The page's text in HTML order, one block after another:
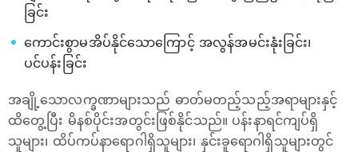
ခြင်း
ကောင်းစွာမအိပ်နိုင်သောကြောင့် အလွန်အမင်းနုံးခြင်း၊
ပင်ပန်းခြင်း
အချို့သောလက္ခဏာများသည် ဓာတ်မတည့်သည့်အရာများနှင့်
ထိ​​တွေ့ပြီး မိနစ်ပိုင်းအတွင်းဖြစ်နိုင်သည်။ ပန်းနာရင်ကျပ်ရှိ
သူများ၊ ထိပ်ကပ်နာရောဂါရှိသူများ၊ နှင်းခူရောဂါရှိသူများတွင်